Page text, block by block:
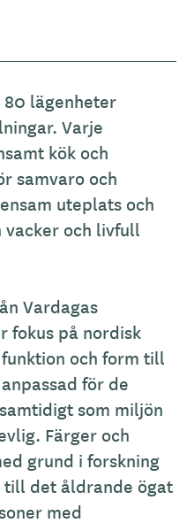
80 lägenheter
Varje
kök och
samvaro och
uteplats och
vacker och livfull
Vardagas
fokus på nordisk
och form till
för de
som miljön
Färger och
grund i forskning
till det åldrande ögat
med